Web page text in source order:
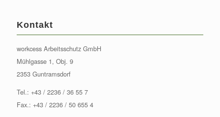
Kontakt
workcess Arbeitsschutz GmbH
Mühlgasse 1, Obj. 9
2353 Guntramsdorf
Tel.: +43 / 2236 / 36 55 7
Fax.: +43 / 2236 / 50 655 4